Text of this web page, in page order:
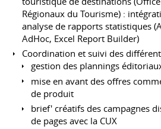
Régionaux du Tourisme) :
analyse de rapports statistiques
AdHoc, Excel Report Builder)
Coordination et suivi des
gestion des plannings
mise en avant des offres
de produit
brief' créatifs des campagnes
de pages avec la CUX